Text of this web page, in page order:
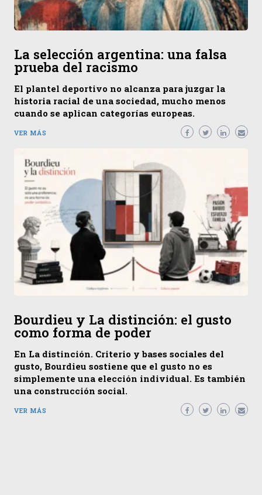
La selección argentina: una falsa
prueba del racismo
El plantel deportivo no alcanza para juzgar la
historia racial de una sociedad, mucho menos
cuando se aplican categorías europeas.
VER MÁS
Bourdieu y La distinción: el gusto
como forma de poder
En La distinción. Criterio y bases sociales del
gusto, Bourdieu sostiene que el gusto no es
simplemente una elección individual. Es también
una construcción social.
VER MÁS